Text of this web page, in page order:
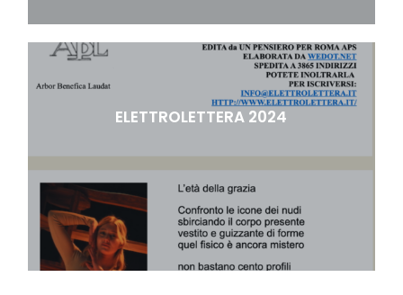
ELETTROLETTERA 2024